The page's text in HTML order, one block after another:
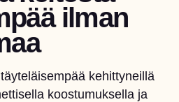
ilman
kehittyneillä
koostumuksella ja